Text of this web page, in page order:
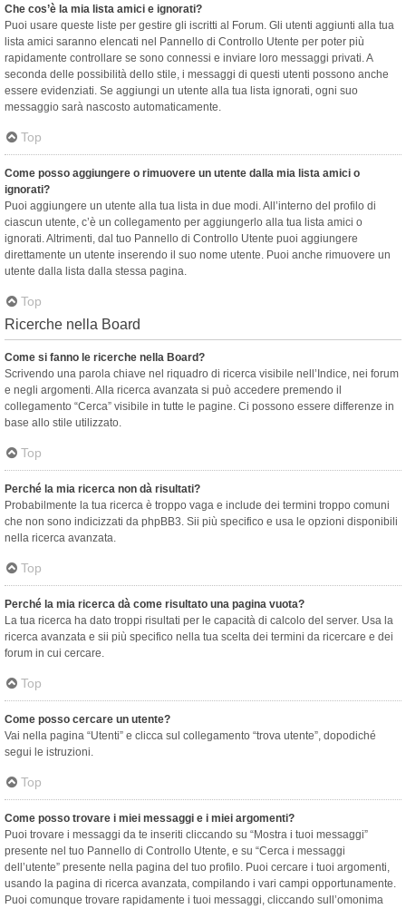
Che cos’è la mia lista amici e ignorati?
Puoi usare queste liste per gestire gli iscritti al Forum. Gli utenti aggiunti alla tua
lista amici saranno elencati nel Pannello di Controllo Utente per poter più
rapidamente controllare se sono connessi e inviare loro messaggi privati. A
seconda delle possibilità dello stile, i messaggi di questi utenti possono anche
essere evidenziati. Se aggiungi un utente alla tua lista ignorati, ogni suo
messaggio sarà nascosto automaticamente.
Top
Come posso aggiungere o rimuovere un utente dalla mia lista amici o
ignorati?
Puoi aggiungere un utente alla tua lista in due modi. All’interno del profilo di
ciascun utente, c’è un collegamento per aggiungerlo alla tua lista amici o
ignorati. Altrimenti, dal tuo Pannello di Controllo Utente puoi aggiungere
direttamente un utente inserendo il suo nome utente. Puoi anche rimuovere un
utente dalla lista dalla stessa pagina.
Top
Ricerche nella Board
Come si fanno le ricerche nella Board?
Scrivendo una parola chiave nel riquadro di ricerca visibile nell’Indice, nei forum
e negli argomenti. Alla ricerca avanzata si può accedere premendo il
collegamento “Cerca” visibile in tutte le pagine. Ci possono essere differenze in
base allo stile utilizzato.
Top
Perché la mia ricerca non dà risultati?
Probabilmente la tua ricerca è troppo vaga e include dei termini troppo comuni
che non sono indicizzati da phpBB3. Sii più specifico e usa le opzioni disponibili
nella ricerca avanzata.
Top
Perché la mia ricerca dà come risultato una pagina vuota?
La tua ricerca ha dato troppi risultati per le capacità di calcolo del server. Usa la
ricerca avanzata e sii più specifico nella tua scelta dei termini da ricercare e dei
forum in cui cercare.
Top
Come posso cercare un utente?
Vai nella pagina “Utenti” e clicca sul collegamento “trova utente”, dopodiché
segui le istruzioni.
Top
Come posso trovare i miei messaggi e i miei argomenti?
Puoi trovare i messaggi da te inseriti cliccando su “Mostra i tuoi messaggi”
presente nel tuo Pannello di Controllo Utente, e su “Cerca i messaggi
dell’utente” presente nella pagina del tuo profilo. Puoi cercare i tuoi argomenti,
usando la pagina di ricerca avanzata, compilando i vari campi opportunamente.
Puoi comunque trovare rapidamente i tuoi messaggi, cliccando sull’omonima